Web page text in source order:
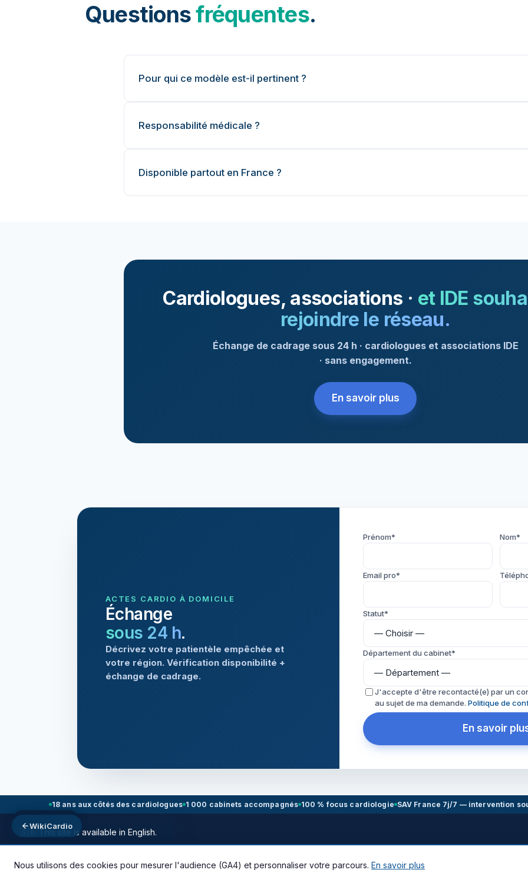
Questionsfréquentes.
Pour qui ce modèle est-il pertinent ?
Responsabilité médicale ?
Disponible partout en France ?
Cardiologues, associations · et IDE
rejoindre le réseau.
Échange de cadrage sous 24 h · cardiologues et associations IDE
· sans engagement.
En savoir plus
ACTES CARDIO À DOMICILE
Échange
sous 24 h.
Décrivez votre patientèle empêchée et
votre région. Vérification disponibilité +
échange de cadrage.
Prénom* Nom*
Email pro*
Statut*
Département du cabinet*
J'accepte d'être recontacté(e) par un
au sujet de ma demande. Politique de
En savoir
18 ans aux côtés des cardiologues 1 000 cabinets accompagnés 100 % focus cardiologie SAV France 7j/7 — intervention
WikiCardio
🇬🇧 This site is available in English.
Nous utilisons des cookies pour mesurer l'audience (GA4) et personnaliser votre parcours. En savoir plus